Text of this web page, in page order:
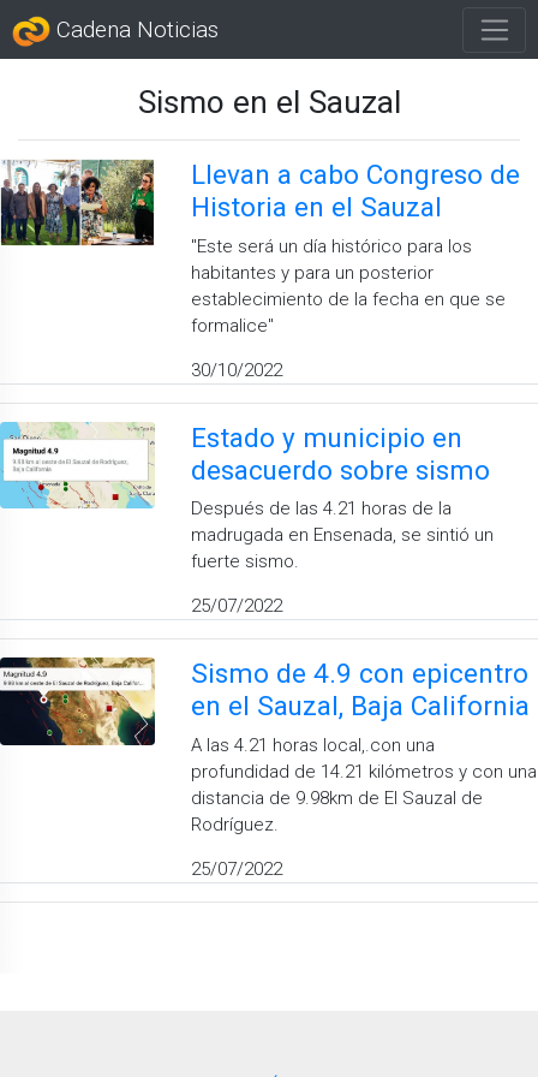
Cadena Noticias
Sismo en el Sauzal
Llevan a cabo Congreso de
Historia en el Sauzal
''Este será un día histórico para los
habitantes y para un posterior
establecimiento de la fecha en que se
formalice''
30/10/2022
Estado y municipio en
desacuerdo sobre sismo
Después de las 4.21 horas de la
madrugada en Ensenada, se sintió un
fuerte sismo.
25/07/2022
Sismo de 4.9 con epicentro
en el Sauzal, Baja California
A las 4.21 horas local,.con una
profundidad de 14.21 kilómetros y con una
distancia de 9.98km de El Sauzal de
Rodríguez.
25/07/2022